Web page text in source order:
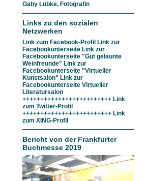
Gaby Lübke, Fotografin
Links zu den sozialen
Netzwerken
Link zum Facebook-Profil Link zur
Facebookunterseite Link zur
Facebookunterseite "Gut gelaunte
Weinfreunde" Link zur
Facebookunterseite "Virtueller
Kunstsalon" Link zur
Facebookunterseite Virtueller
Literatursalon
+++++++++++++++++++++++++ Link
zum Twitter-Profil
+++++++++++++++++++++++++ Link
zum XING-Profil
Bericht von der Frankfurter
Buchmesse 2019